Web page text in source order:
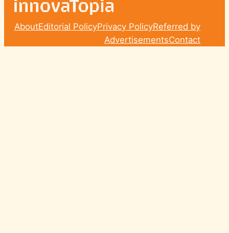
AboutEditorial PolicyPrivacy PolicyReferred by
AdvertisementsContact